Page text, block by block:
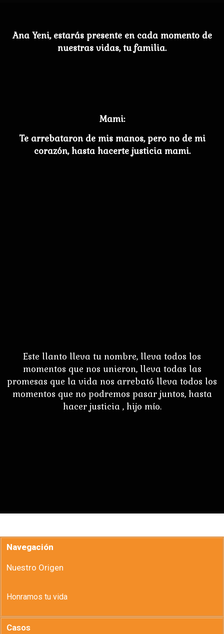
Ana Yeni, estarás presente en cada momento de
nuestras vidas, tu familia.
Mami:
Te arrebataron de mis manos, pero no de mi
corazón, hasta hacerte justicia mami.
Este llanto lleva tu nombre, lleva todos los
momentos que nos unieron, lleva todas las
promesas que la vida nos arrebató lleva todos los
momentos que no podremos pasar juntos, hasta
hacer justicia , hijo mío.
Navegación
Nuestro Origen
Honramos tu vida
Casos